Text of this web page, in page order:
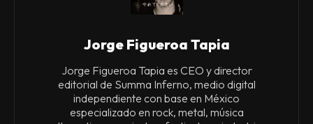
Jorge Figueroa Tapia
Jorge Figueroa Tapia es CEO y director
editorial de Summa Inferno, medio digital
independiente con base en México
especializado en rock, metal, música